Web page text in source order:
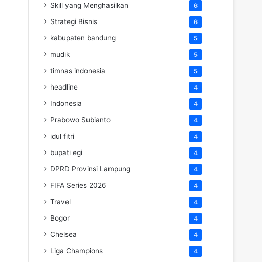
Skill yang Menghasilkan 6
Strategi Bisnis 6
kabupaten bandung 5
mudik 5
timnas indonesia 5
headline 4
Indonesia 4
Prabowo Subianto 4
idul fitri 4
bupati egi 4
DPRD Provinsi Lampung 4
FIFA Series 2026 4
Travel 4
Bogor 4
Chelsea 4
Liga Champions 4